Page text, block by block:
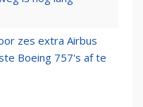
zes extra Airbus
Boeing 757's af te